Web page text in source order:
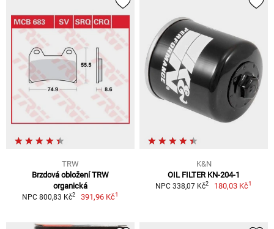
TRW
Brzdová obložení TRW
organická
NPC 800,83 Kč2 391,96 Kč1
K&N
OIL FILTER KN-204-1
NPC 338,07 Kč2 180,03 Kč1